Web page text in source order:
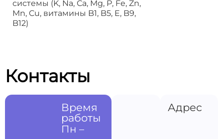
системы (K, Na, Сa, Mg, P, Fe, Zn,
Mn, Cu, витамины B1, B5, E, B9,
B12)
Контакты
Адрес
Время
работы
Пн –